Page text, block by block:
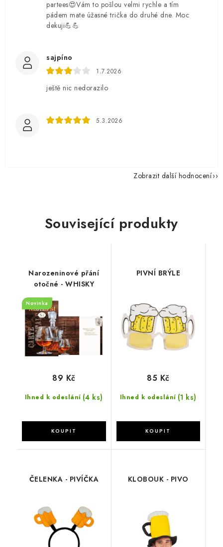
partees😍Vám to pošlou velmi rychle a tím
pádem mate úžasné trička do druhé dne. Moc
dekuji💪💪
sajpíno
1.7.2026
ještě nic nedorazilo
5.3.2026
Zobrazit další hodnocení
Související produkty
Narozeninové přání
otočné - WHISKY
Novinka
Ihned k odeslání (4 ks)
89 Kč
PIVNÍ BRÝLE
Ihned k odeslání (1 ks)
85 Kč
ČELENKA - PIVÍČKA KLOBOUK - PIVO